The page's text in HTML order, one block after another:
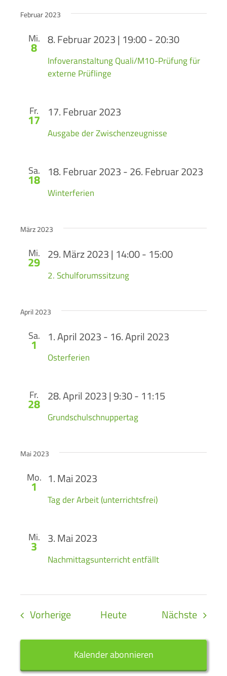
Februar 2023
Mi.
8
Infoveranstaltung Quali/M10-Prüfung für
externe Prüflinge
8. Februar 2023 | 19:00- 20:30
Fr.
17
Ausgabe der Zwischenzeugnisse
17. Februar 2023
Sa.
18
Winterferien
18. Februar 2023 - 26. Februar 2023
März 2023
Mi.
29
2. Schulforumssitzung
29. März 2023 | 14:00- 15:00
April 2023
Sa.
1
Osterferien
1. April 2023 - 16. April 2023
Fr.
28
Grundschulschnuppertag
28. April 2023 | 9:30- 11:15
Mai 2023
Mo.
1
Tag der Arbeit (unterrichtsfrei)
1. Mai 2023
Mi.
3
Nachmittagsunterricht entfällt
3. Mai 2023
VorherigeVeranstaltungen
Heute Nächste
Kalender abonnieren